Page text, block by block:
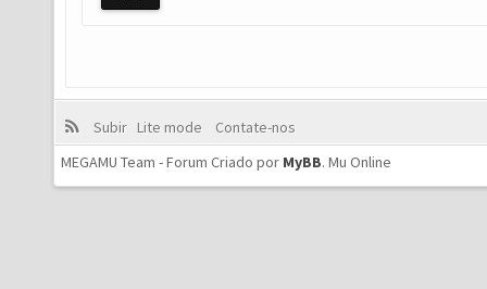
Subir Lite mode
Contate-nos
MEGAMU Team - Forum Criado por MyBB. Mu Online